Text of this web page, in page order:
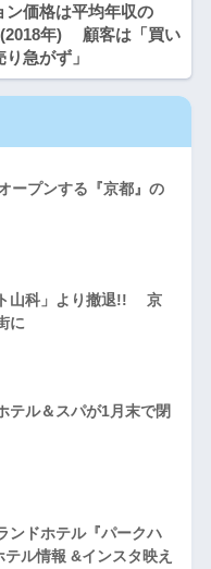
ン価格は平均年収の
年) 顧客は「買い
急がず」
ープンする『京都』の
山科」より撤退!! 京
に
テル＆スパが1月末で閉
ンドホテル『パークハ
ル情報 &インスタ映え